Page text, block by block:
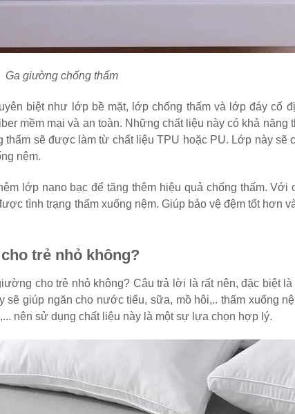
Ga giường chống thấm
biệt như lớp bề mặt, lớp chống thấm và lớp đáy cố
mềm mại và an toàn. Những chất liệu này có khả năng
thấm sẽ được làm từ chất liệu TPU hoặc PU. Lớp này sẽ
nệm.
lớp nano bạc để tăng thêm hiệu quả chống thấm. Với
tình trạng thấm xuống nệm. Giúp bảo vệ đệm tốt hơn
trẻ nhỏ không?
cho trẻ nhỏ không? Câu trả lời là rất nên, đặc biệt
giúp ngăn cho nước tiểu, sữa, mồ hôi,.. thấm xuống
nên sử dụng chất liệu này là một sự lựa chọn hợp lý.